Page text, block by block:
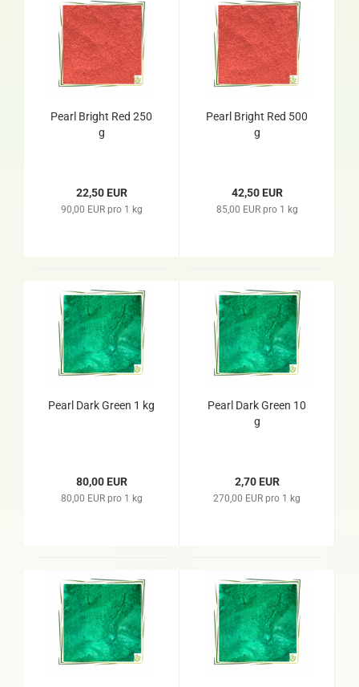
Pearl Bright Red 250
g
22,50 EUR
90,00 EUR pro 1 kg
Pearl Bright Red 500
g
42,50 EUR
85,00 EUR pro 1 kg
Pearl Dark Green 1 kg
80,00 EUR
80,00 EUR pro 1 kg
Pearl Dark Green 10
g
2,70 EUR
270,00 EUR pro 1 kg